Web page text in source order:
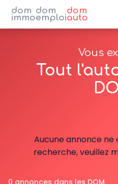
dom
immo
dom
emploi
dom
auto
Vous
Tout
Aucune annonce
recherche, veuillez
0 annonces dans les DOM